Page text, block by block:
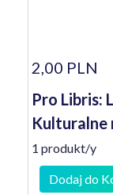
2,00 PLN
Pro Libris:
Kulturalne
1 produkt/y
Dodaj do